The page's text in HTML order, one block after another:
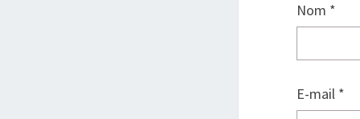
Nom *
E-mail *